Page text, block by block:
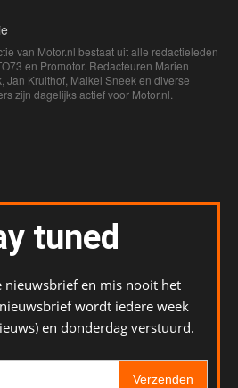
van Motor.nl bestaat uit alle redactieleden
en Promotor. Redacteuren Marien
Jan Kruithof, Maikel Sneek en diverse
zijn dagelijks actief voor Motor.nl.
tuned
nieuwsbrief en mis nooit het
wordt iedere week
en donderdag verstuurd.
Verzenden